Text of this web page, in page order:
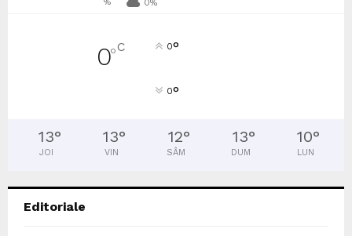
0%
0°C 0°
0°
13°
JOI
13°
VIN
12°
SÂM
13°
DUM
10°
LUN
Editoriale